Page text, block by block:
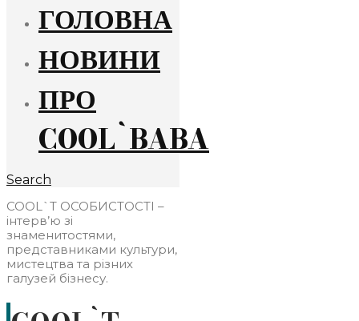
ГОЛОВНА
НОВИНИ
ПРО
COOL`BABA
Search
COOL`Т ОСОБИСТОСТІ –
інтерв’ю зі
знаменитостями,
представниками культури,
мистецтва та різних
галузей бізнесу.